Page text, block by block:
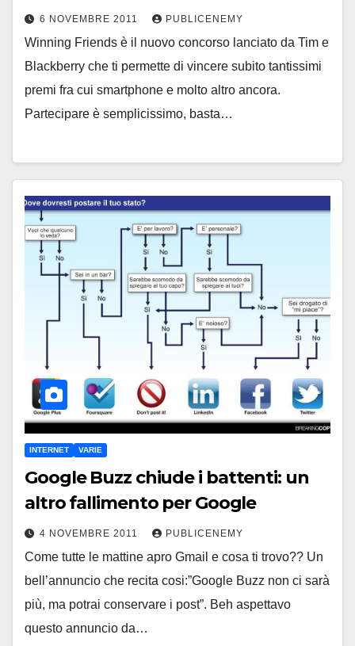
6 NOVEMBRE 2011 PUBLICENEMY
Winning Friends è il nuovo concorso lanciato da Tim e
Blackberry che ti permette di vincere subito tantissimi
premi fra cui smartphone e molto altro ancora.
Partecipare è semplicissimo, basta…
INTERNET VARIE
Google Buzz chiude i battenti: un
altro fallimento per Google
4 NOVEMBRE 2011 PUBLICENEMY
Come tutte le mattine apro Gmail e cosa ti trovo?? Un
bell’annuncio che recita cosi:”Google Buzz non ci sarà
più, ma potrai conservare i post”. Beh aspettavo
questo annuncio da…